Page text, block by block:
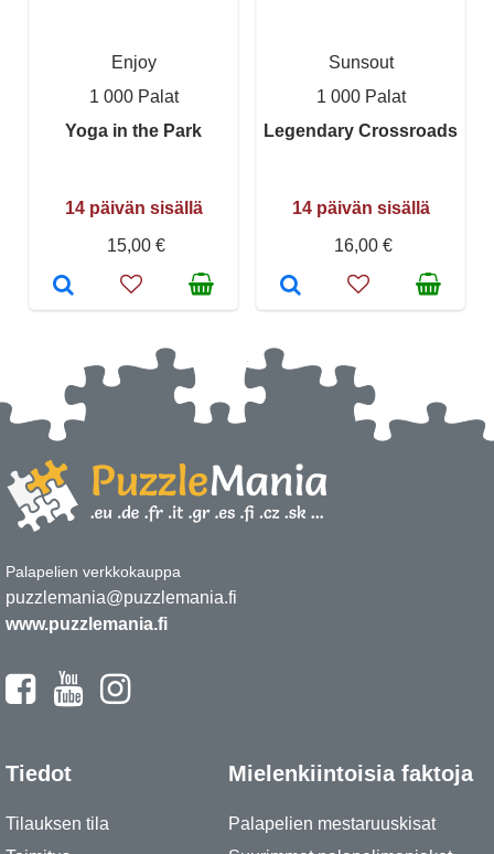
Enjoy
1 000 Palat
Yoga in the Park
14 päivän sisällä
15,00 €
Sunsout
1 000 Palat
Legendary Crossroads
14 päivän sisällä
16,00 €
Palapelien verkkokauppa
puzzlemania@puzzlemania.fi
www.puzzlemania.fi
Tiedot
Tilauksen tila
Mielenkiintoisia faktoja
Palapelien mestaruuskisat